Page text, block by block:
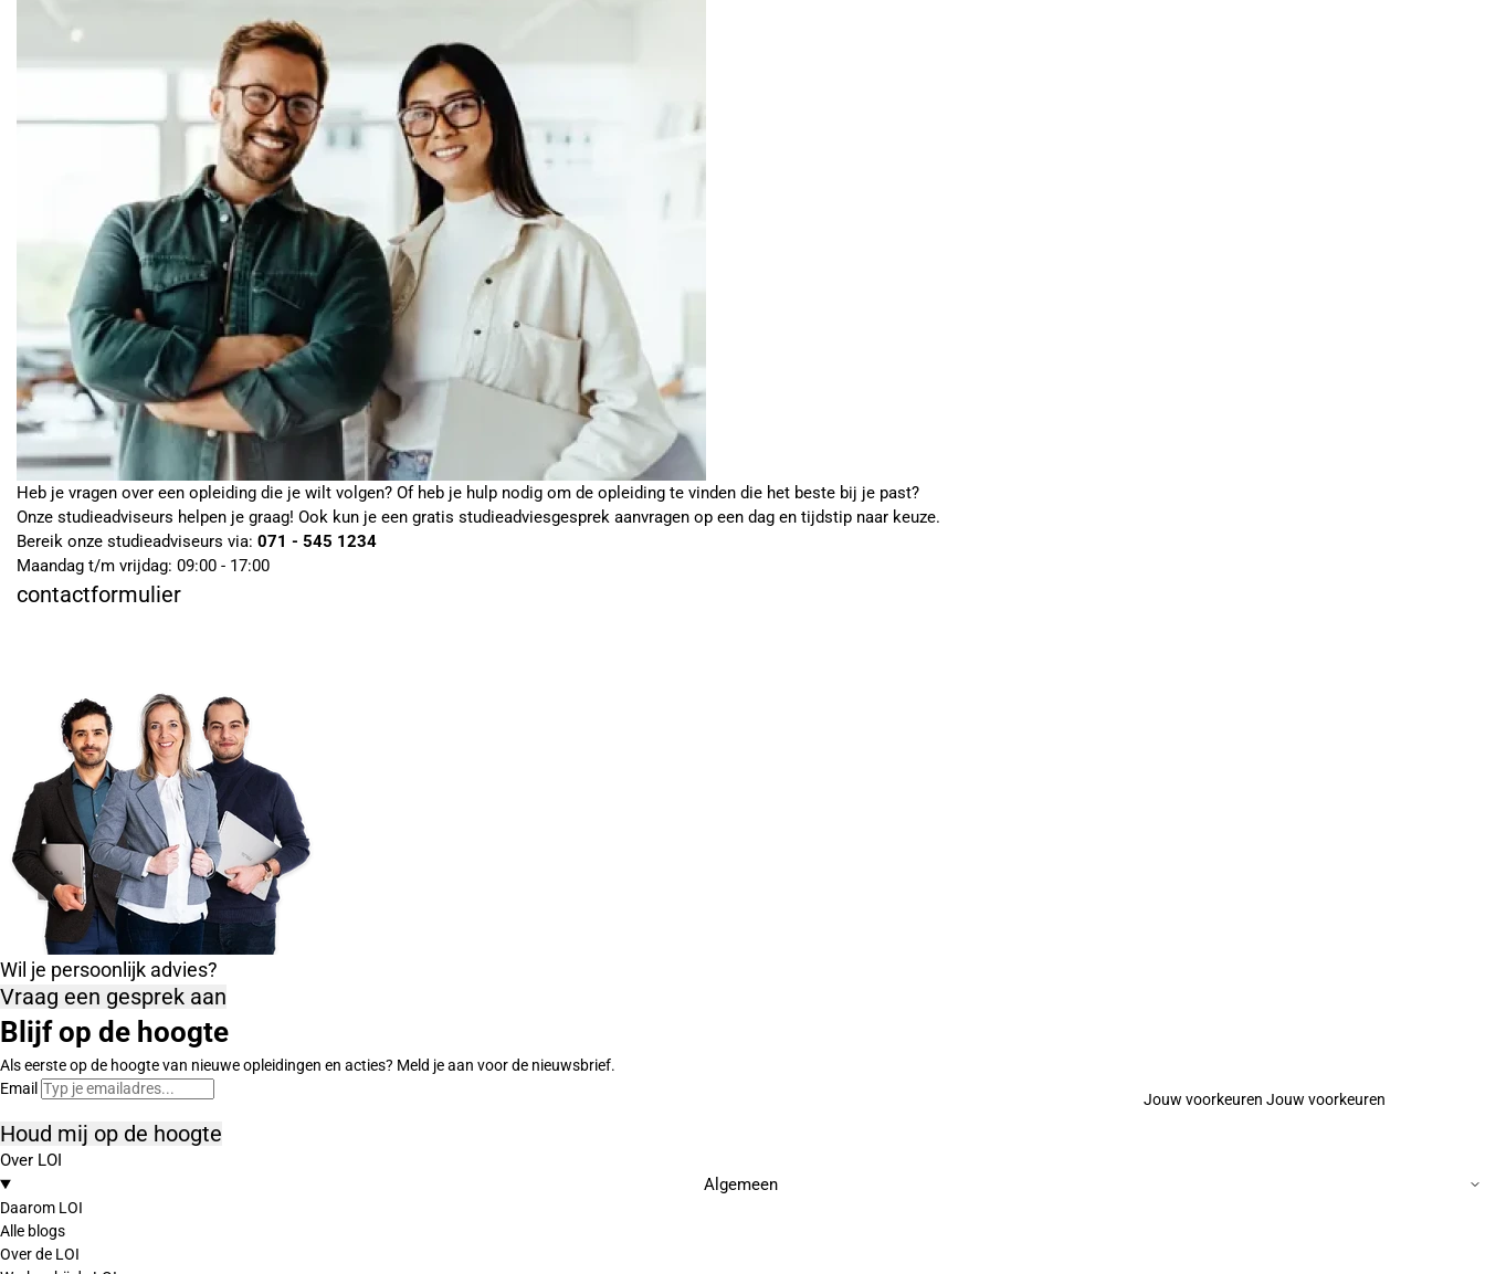
Heb je vragen over een opleiding die je wilt volgen? Of heb je hulp nodig om de opleiding te vinden die het beste bij je past?
Onze studieadviseurs helpen je graag! Ook kun je een gratis studieadviesgesprek aanvragen op een dag en tijdstip naar keuze.
Bereik onze studieadviseurs via: 071 - 545 1234
Maandag t/m vrijdag: 09:00 - 17:00
contactformulier
Wil je persoonlijk advies?
Vraag een gesprek aan
Blijf op de hoogte
Als eerste op de hoogte van nieuwe opleidingen en acties? Meld je aan voor de nieuwsbrief.
Email
Jouw voorkeuren
Houd mij op de hoogte
Over LOI
Algemeen
Daarom LOI
Alle blogs
Over de LOI